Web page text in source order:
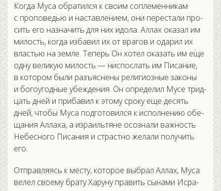
Ког­да Му­са об­ра­тил­ся к сво­им соп­ле­мен­ни­кам
с про­поведью и нас­тавле­ни­ем, они пе­рес­та­ли про­
сить его наз­на­чить для них идо­ла. Ал­лах ока­зал им
ми­лость, ког­да из­ба­вил их от вра­гов и ода­рил их
властью на зем­ле. Те­перь Он хо­тел ока­зать им еще
од­ну ве­ликую ми­лость — нис­послать им Пи­сание,
в ко­тором бы­ли разъ­яс­не­ны ре­лиги­оз­ные за­коны
и бо­го­угод­ные убеж­де­ния. Он оп­ре­делил Му­се трид­
цать дней и при­бавил к это­му сро­ку еще де­сять
дней, что­бы Му­са под­го­товил­ся к ис­полне­нию обе­
щания Ал­ла­ха, а из­ра­иль­тя­не осоз­на­ли важ­ность
Не­бес­но­го Пи­сания и страс­тно же­лали по­лучить
его.
От­прав­ля­ясь к мес­ту, ко­торое выб­рал Ал­лах, Му­са
ве­лел сво­ему бра­ту Ха­руну пра­вить сы­нами Ис­ра­